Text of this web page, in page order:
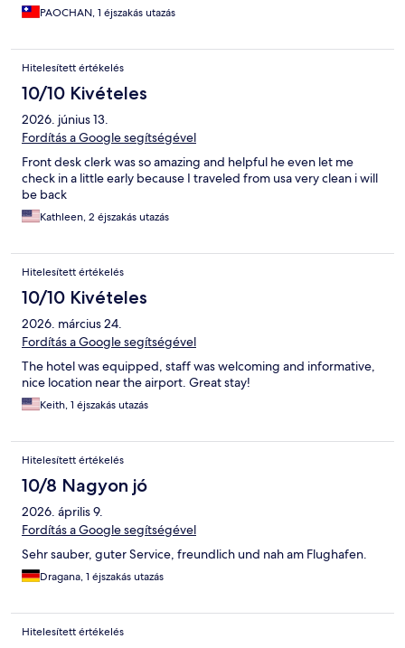
PAOCHAN, 1 éjszakás utazás
Hitelesített értékelés
10/10 Kivételes
2026. június 13.
Fordítás a Google segítségével
Front desk clerk was so amazing and helpful he even let me
check in a little early because I traveled from usa very clean i will
be back
Kathleen, 2 éjszakás utazás
Hitelesített értékelés
10/10 Kivételes
2026. március 24.
Fordítás a Google segítségével
The hotel was equipped, staff was welcoming and informative,
nice location near the airport. Great stay!
Keith, 1 éjszakás utazás
Hitelesített értékelés
10/8 Nagyon jó
2026. április 9.
Fordítás a Google segítségével
Sehr sauber, guter Service, freundlich und nah am Flughafen.
Dragana, 1 éjszakás utazás
Hitelesített értékelés